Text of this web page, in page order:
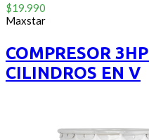
0
out
of
$19.990
Maxstar
COMPRESOR
CILINDROS EN V